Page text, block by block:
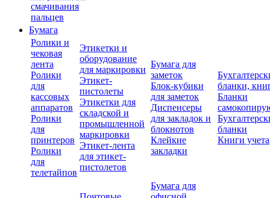
смачивания
пальцев
Бумага
Ролики и
чековая
лента
Ролики
для
кассовых
аппаратов
Ролики
для
принтеров
Ролики
для
телетайпов
Этикетки и
оборудование
для маркировки
Этикет-
пистолеты
Этикетки для
складской и
промышленной
маркировки
Этикет-лента
для этикет-
пистолетов
Бумага для
заметок
Блок-кубики
для заметок
Диспенсеры
для закладок и
блокнотов
Клейкие
закладки
бланки,
Бланки
бланки
Книги учета
Бумага для